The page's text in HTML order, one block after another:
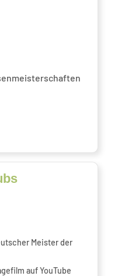
Meister der
auf YouTube